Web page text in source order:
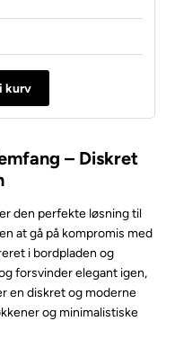
kurv
– Diskret
er den perfekte løsning til
at gå på kompromis med
i bordpladen og
forsvinder elegant igen,
en diskret og moderne
og minimalistiske